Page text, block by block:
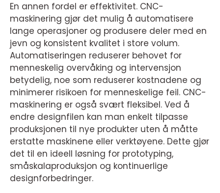
En annen fordel er effektivitet. CNC-
maskinering gjør det mulig å automatisere
lange operasjoner og produsere deler med en
jevn og konsistent kvalitet i store volum.
Automatiseringen reduserer behovet for
menneskelig overvåking og intervensjon
betydelig, noe som reduserer kostnadene og
minimerer risikoen for menneskelige feil. CNC-
maskinering er også svært fleksibel. Ved å
endre designfilen kan man enkelt tilpasse
produksjonen til nye produkter uten å måtte
erstatte maskinene eller verktøyene. Dette gjør
det til en ideell løsning for prototyping,
småskalaproduksjon og kontinuerlige
designforbedringer.